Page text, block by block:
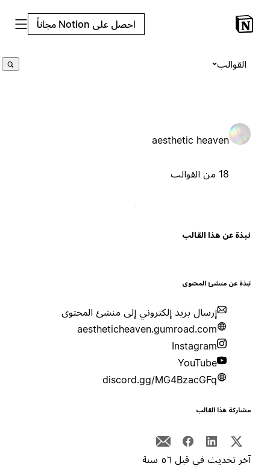
احصل على Notion مجاناً
القوالب
aesthetic heaven
عن هذا القالب
عن منشئ المحتوى
إرسال بريد إلكتروني إلى منشئ المحتوى
aestheticheaven.gumroad.com
Instagram
YouTube
discord.gg/MG4BzacGFq
هذا القالب
تحديث في قبل ٥٦ سنة